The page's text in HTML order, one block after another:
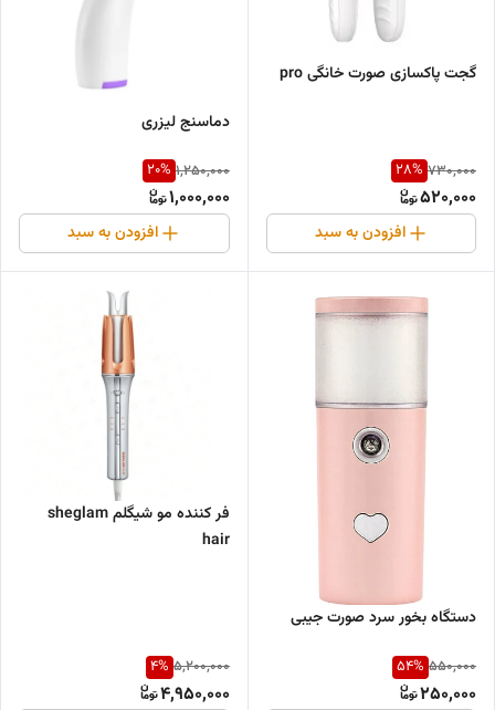
گجت پاکسازی صورت خانگی pro
730,000
28%
520,000
افزودن به سبد
دماسنج لیزری
1,250,000
20%
1,000,000
افزودن به سبد
دستگاه بخور سرد صورت جیبی
550,000
54%
250,000
فر کننده مو شیگلم sheglam
hair
5,200,000
4%
4,950,000